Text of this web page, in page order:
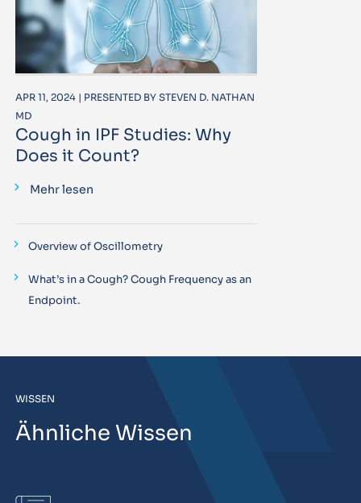
APR 11, 2024 | PRESENTED BY STEVEN D. NATHAN
MD
Cough in IPF Studies: Why
Does it Count?
Mehr lesen
Overview of Oscillometry
What’s in a Cough? Cough Frequency as an
Endpoint.
WISSEN
Ähnliche Wissen